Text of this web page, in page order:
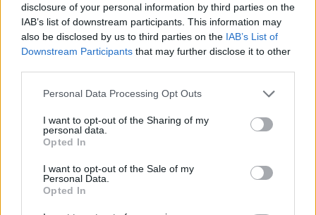
disclosure of your personal information by third parties on the
IAB’s list of downstream participants. This information may
also be disclosed by us to third parties on the IAB’s List of
Downstream Participants that may further disclose it to other
Personal Data Processing Opt Outs
I want to opt-out of the Sharing of my
personal data.
Opted In
I want to opt-out of the Sale of my
Personal Data.
Opted In